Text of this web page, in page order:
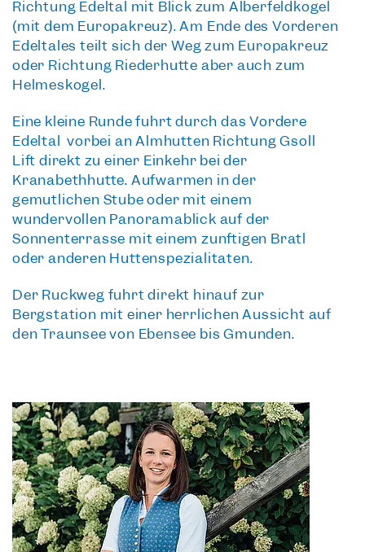
Richtung Edeltal mit Blick zum Alberfeldkogel
(mit dem Europakreuz). Am Ende des Vorderen
Edeltales teilt sich der Weg zum Europakreuz
oder Richtung Riederhütte aber auch zum
Helmeskogel.
Eine kleine Runde führt durch das Vordere
Edeltal vorbei an Almhütten Richtung Gsoll
Lift direkt zu einer Einkehr bei der
Kranabethhütte. Aufwärmen in der
gemütlichen Stube oder mit einem
wundervollen Panoramablick auf der
Sonnenterrasse mit einem zünftigen Bratl
oder anderen Hüttenspezialitäten.
Der Rückweg führt direkt hinauf zur
Bergstation mit einer herrlichen Aussicht auf
den Traunsee von Ebensee bis Gmunden.